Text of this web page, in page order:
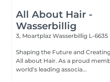
All About Hair -
Wasserbillig
3, Moartplaz Wasserbillig L-6635
Shaping the Future and Creating Beauty this is
All about Hair. As a proud
world's leading associa...